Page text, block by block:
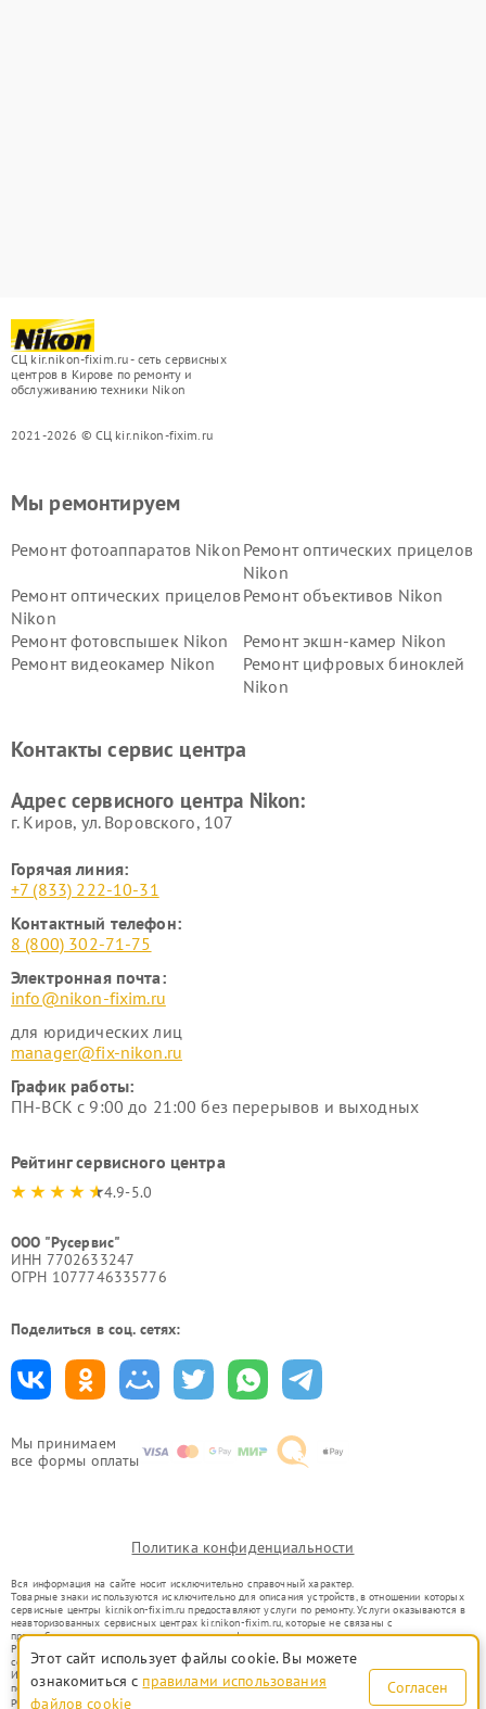
СЦ kir.nikon-fixim.ru - сеть сервисных
центров в Кирове по ремонту и
обслуживанию техники Nikon
2021-2026 © СЦ kir.nikon-fixim.ru
Мы принимаем
все формы оплаты
Мы ремонтируем
Ремонт фотоаппаратов Nikon Ремонт оптических прицелов
Nikon
Ремонт оптических прицелов
Nikon
Ремонт объективов Nikon
Ремонт фотовспышек Nikon
Ремонт экшн-камер Nikon
Ремонт видеокамер Nikon
Ремонт цифровых биноклей
Nikon
Ремонт цифровых монокуляров Nikon
Контакты сервис центра
Адрес сервисного центра Nikon:
г. Киров, ул. Воровского, 107
Горячая линия:
+7 (833) 222-10-31
Контактный телефон:
8 (800) 302-71-75
Электронная почта:
info@nikon-fixim.ru
для юридических лиц
manager@fix-nikon.ru
График работы:
ПН-ВСК с 9:00 до 21:00 без перерывов и выходных
Рейтинг сервисного центра
4.9-5.0
ООО "Русервис"
ИНН 7702633247
ОГРН 1077746335776
Поделиться в соц. сетях:
Политика конфиденциальности
Вся информация на сайте носит исключительно справочный характер.
Товарные знаки используются исключительно для описания устройств, в отношении которых
сервисные центры kir.nikon-fixim.ru предоставляют услуги по ремонту. Услуги оказываются в
неавторизованных сервисных центрах kir.nikon-fixim.ru, которые не связаны с
правообладателями товарных знаков или их официальными представителями.
Ремонт осуществляется для устройств, уже введенных в гражданский оборот в соответствии
со статьей 1487 ГК РФ.
Использование товарных знаков не преследует цели индивидуализации услуг или введения
потребителей в заблуждение, а служит для информирования о предоставляемых услугах по
ремонту техники указанных брендов.
Этот сайт использует файлы cookie. Вы можете
ознакомиться с правилами использования
файлов cookie
Согласен